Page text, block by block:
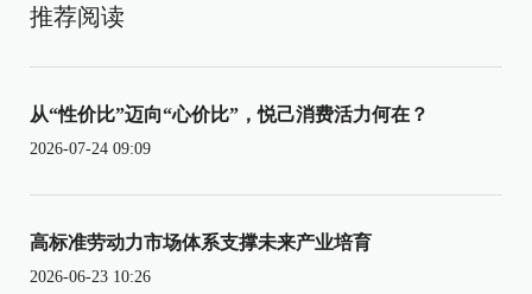
推荐阅读
从“性价比”迈向“心价比”，悦己消费活力何在？
2026-07-24 09:09
高标准劳动力市场体系支撑未来产业培育
2026-06-23 10:26